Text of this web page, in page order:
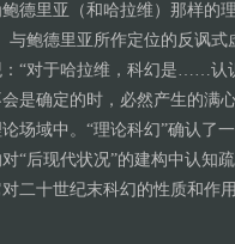
德里亚（和哈拉维）那样的
与鲍德里亚所作定位的反讽
：“对于哈拉维，科幻是……认
是确定的时，必然产生的满
场域中。“理论科幻”确认了
“后现代状况”的建构中认知
二十世纪末科幻的性质和作